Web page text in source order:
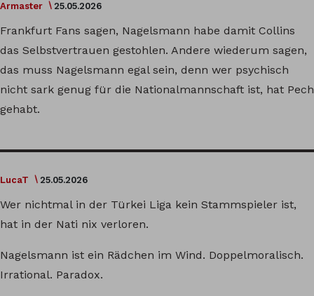
Armaster 25.05.2026
Frankfurt Fans sagen, Nagelsmann habe damit Collins
das Selbstvertrauen gestohlen. Andere wiederum sagen,
das muss Nagelsmann egal sein, denn wer psychisch
nicht sark genug für die Nationalmannschaft ist, hat Pech
gehabt.
LucaT 25.05.2026
Wer nichtmal in der Türkei Liga kein Stammspieler ist,
hat in der Nati nix verloren.
Nagelsmann ist ein Rädchen im Wind. Doppelmoralisch.
Irrational. Paradox.